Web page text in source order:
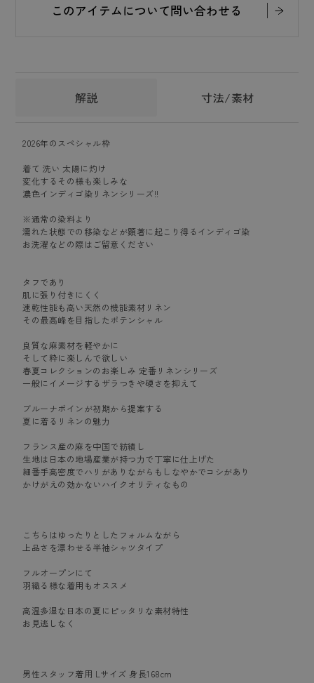
このアイテムについて問い合わせる
解説 寸法/素材
2026年のスペシャル枠
着て 洗い 太陽に灼け
変化するその様も楽しみな
濃色インディゴ染リネンシリーズ!!
※通常の染料より
濡れた状態での移染などが顕著に起こり得るインディゴ染
お洗濯などの際はご留意ください
タフであり
肌に張り付きにくく
速乾性能も高い天然の機能素材リネン
その最高峰を目指したポテンシャル
良質な麻素材を軽やかに
そして粋に楽しんで欲しい
春夏コレクションのお楽しみ 定番リネンシリーズ
一般にイメージするザラつきや硬さを抑えて
ブルーナボインが初期から提案する
夏に着るリネンの魅力
フランス産の麻を中国で紡績し
生地は日本の地場産業が持つ力で丁寧に仕上げた
細番手高密度でハリがありながらもしなやかでコシがあり
かけがえの効かないハイクオリティなもの
こちらはゆったりとしたフォルムながら
上品さを漂わせる半袖シャツタイプ
フルオープンにて
羽織る様な着用もオススメ
高温多湿な日本の夏にピッタリな素材特性
お見逃しなく
男性スタッフ着用 Lサイズ 身長168cm